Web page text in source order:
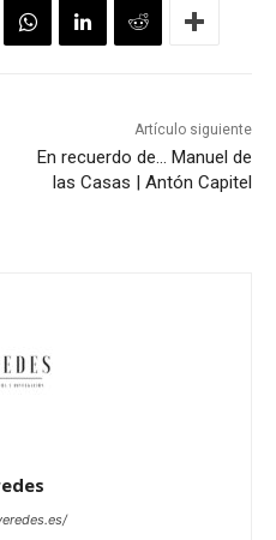
Artículo siguiente
En recuerdo de… Manuel de
las Casas | Antón Capitel